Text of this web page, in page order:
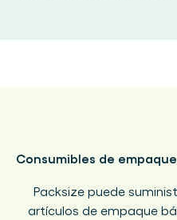
Consumibles de empaque
Packsize puede
artículos de empaque